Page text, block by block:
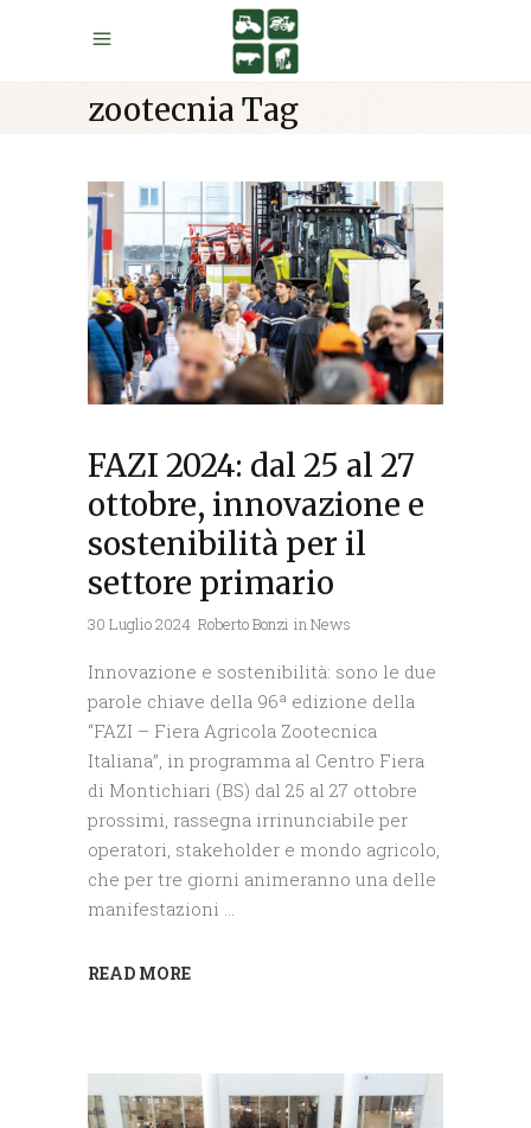
zootecnia Tag
FAZI 2024: dal 25 al 27
ottobre, innovazione e
sostenibilità per il
settore primario
30 Luglio 2024 Roberto Bonzi inNews
Innovazione e sostenibilità: sono le due
parole chiave della 96ª edizione della
“FAZI – Fiera Agricola Zootecnica
Italiana”, in programma al Centro Fiera
di Montichiari (BS) dal 25 al 27 ottobre
prossimi, rassegna irrinunciabile per
operatori, stakeholder e mondo agricolo,
che per tre giorni animeranno una delle
manifestazioni
READ MORE